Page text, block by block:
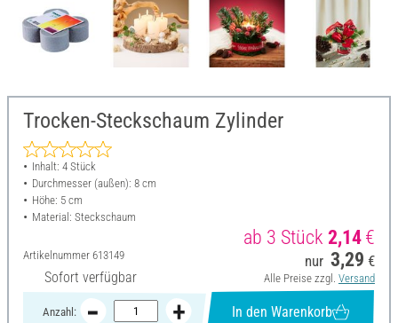
Trocken-Steckschaum Zylinder
Inhalt: 4 Stück
Durchmesser (außen): 8 cm
Höhe: 5 cm
Material: Steckschaum
Artikelnummer 613149
Sofort verfügbar
ab 3 Stück 2,14€
nur 3,29 €
Alle Preise zzgl. Versand
Anzahl: In den Warenkorb